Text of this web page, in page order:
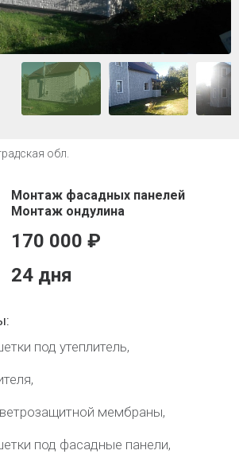
обл.
Монтаж фасадных панелей
Монтаж ондулина
170 000 ₽
24 дня
под утеплитель,
мембраны,
под фасадные панели,